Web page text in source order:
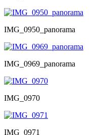
IMG_0950_panorama
IMG_0969_panorama
IMG_0970
IMG_0971